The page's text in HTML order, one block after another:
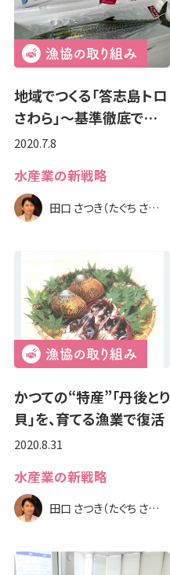
地域でつくる「答志島トロ
さわら」～基準徹底で…
2020.7.8
水産業の新戦略
田口 さつき（たぐち さつき）
かつての“特産”「丹後とり
貝」を、育てる漁業で復活
2020.8.31
水産業の新戦略
田口 さつき（たぐち さつき）